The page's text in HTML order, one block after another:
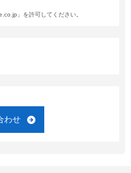
」を許可してください。
わせ